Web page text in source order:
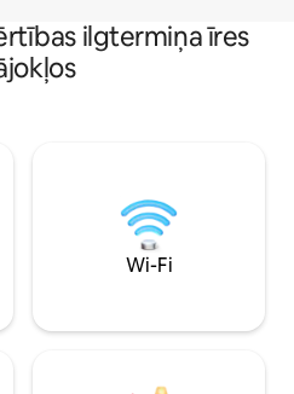
ilgtermiņa īres
Wi-Fi